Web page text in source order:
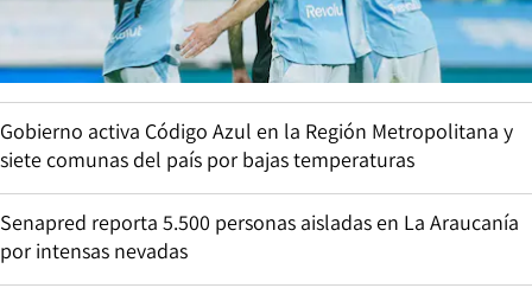
Gobierno activa Código Azul en la Región Metropolitana y
siete comunas del país por bajas temperaturas
Senapred reporta 5.500 personas aisladas en La Araucanía
por intensas nevadas